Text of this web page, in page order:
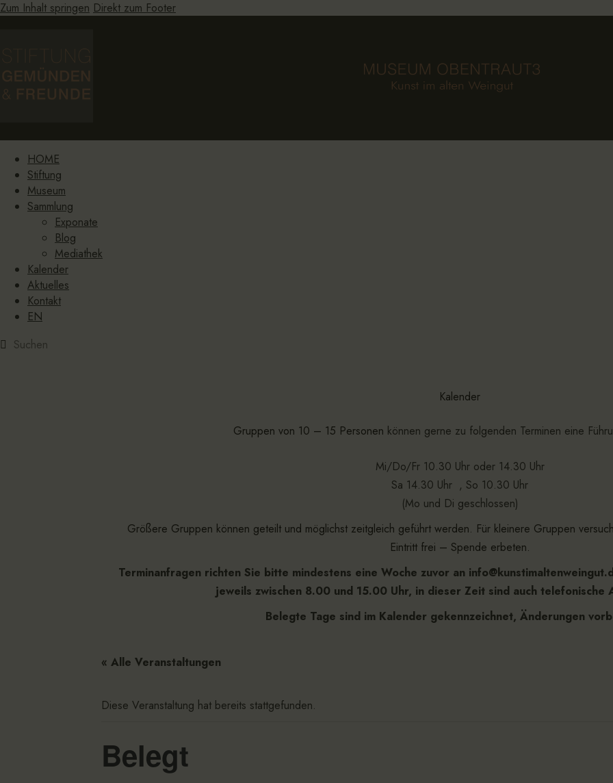
Zum Inhalt springen Direkt zum Footer
HOME
Stiftung
Museum
Sammlung
Exponate
Blog
Mediathek
Kalender
Aktuelles
Kontakt
EN
Kalender
Gruppen von 10 – 15 Personen können gerne zu folgenden Terminen eine
Mi/Do/Fr 10.30 Uhr oder 14.30 Uhr
Sa 14.30 Uhr , So 10.30 Uhr
(Mo und Di geschlossen)
Größere Gruppen können geteilt und möglichst zeitgleich geführt werden. Für kleinere Gruppen
Eintritt frei – Spende erbeten.
Terminanfragen richten Sie bitte mindestens eine Woche zuvor an
jeweils zwischen 8.00 und 15.00 Uhr, in dieser Zeit sind auch telefonische
Belegte Tage sind im Kalender gekennzeichnet, Änderungen
« Alle Veranstaltungen
Diese Veranstaltung hat bereits stattgefunden.
Belegt